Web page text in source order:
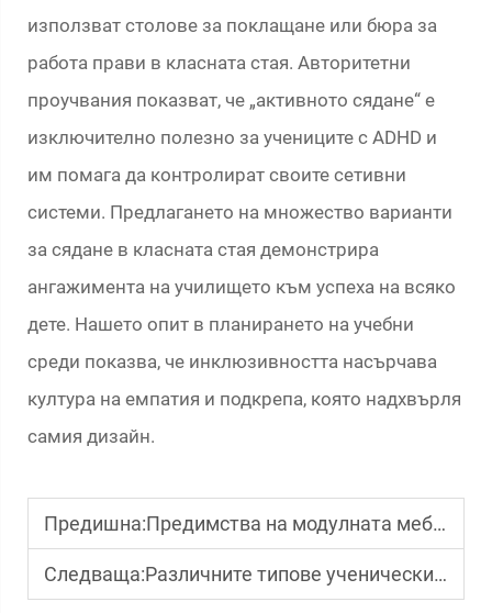
използват столове за поклащане или бюра за
работа прави в класната стая. Авторитетни
проучвания показват, че „активното сядане“ е
изключително полезно за учениците с ADHD и
им помага да контролират своите сетивни
системи. Предлагането на множество варианти
за сядане в класната стая демонстрира
ангажимента на училището към успеха на всяко
дете. Нашето опит в планирането на учебни
среди показва, че инклюзивността насърчава
култура на емпатия и подкрепа, която надхвърля
самия дизайн.
Предишна:Предимства на модулната мебел за класни стаи
Следваща:Различните типове ученически столове обяснени